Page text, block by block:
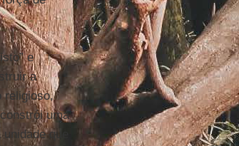
e
a
religioso,
uma
que